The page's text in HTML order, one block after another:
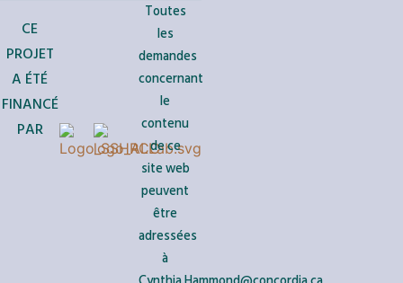
CE
PROJET
A ÉTÉ
FINANCÉ
PAR
Toutes
les
demandes
concernant
le
contenu
de ce
site web
peuvent
être
adressées
à